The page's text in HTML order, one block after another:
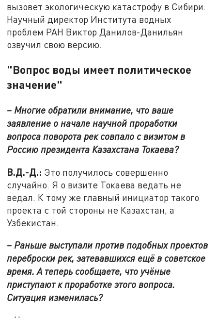
вызовет экологическую катастрофу в Сибири.
Научный директор Института водных
проблем РАН Виктор Данилов-Данильян
озвучил свою версию.
"Вопрос воды имеет политическое
значение"
– Многие обратили внимание, что ваше
заявление о начале научной проработки
вопроса поворота рек совпало с визитом в
Россию президента Казахстана Токаева?
В.Д.-Д.: Это получилось совершенно
случайно. Я о визите Токаева ведать не
ведал. К тому же главный инициатор такого
проекта с той стороны не Казахстан, а
Узбекистан.
– Раньше выступали против подобных проектов
переброски рек, затевавшихся ещё в советское
время. А теперь сообщаете, что учёные
приступают к проработке этого вопроса.
Ситуация изменилась?